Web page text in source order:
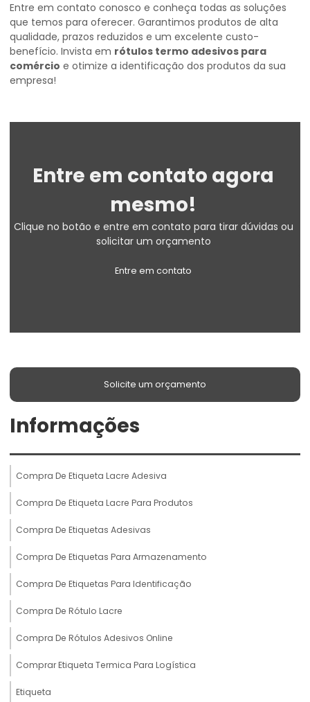
Entre em contato conosco e conheça todas as soluções
que temos para oferecer. Garantimos produtos de alta
qualidade, prazos reduzidos e um excelente custo-
benefício. Invista em rótulos termo adesivos para
comércio e otimize a identificação dos produtos da sua
empresa!
Entre em contato agora
mesmo!
Clique no botão e entre em contato para tirar dúvidas ou
solicitar um orçamento
Entre em contato
Solicite um orçamento
Informações
Compra De Etiqueta Lacre Adesiva
Compra De Etiqueta Lacre Para Produtos
Compra De Etiquetas Adesivas
Compra De Etiquetas Para Armazenamento
Compra De Etiquetas Para Identificação
Compra De Rótulo Lacre
Compra De Rótulos Adesivos Online
Comprar Etiqueta Termica Para Logística
Etiqueta